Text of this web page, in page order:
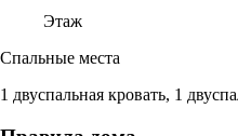
Этаж
Спальные места
1 двуспальная кровать, 1